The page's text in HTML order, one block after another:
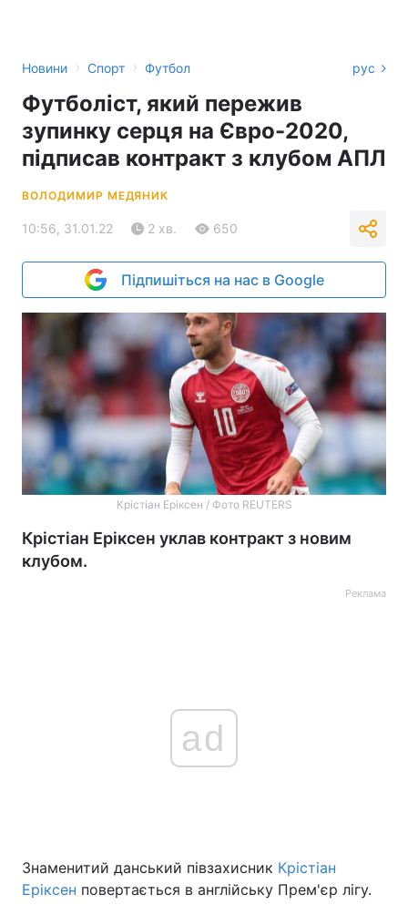
Новини › Спорт › Футбол рус
Футболіст, який пережив
зупинку серця на Євро-2020,
підписав контракт з клубом АПЛ
ВОЛОДИМИР МЕДЯНИК
10:56, 31.01.22 2 хв. 650
Підпишіться на нас в Google
Крістіан Еріксен / Фото REUTERS
Крістіан Еріксен уклав контракт з новим
клубом.
Реклама
ad
Знаменитий данський півзахисник Крістіан
Еріксен повертається в англійську Прем'єр лігу.